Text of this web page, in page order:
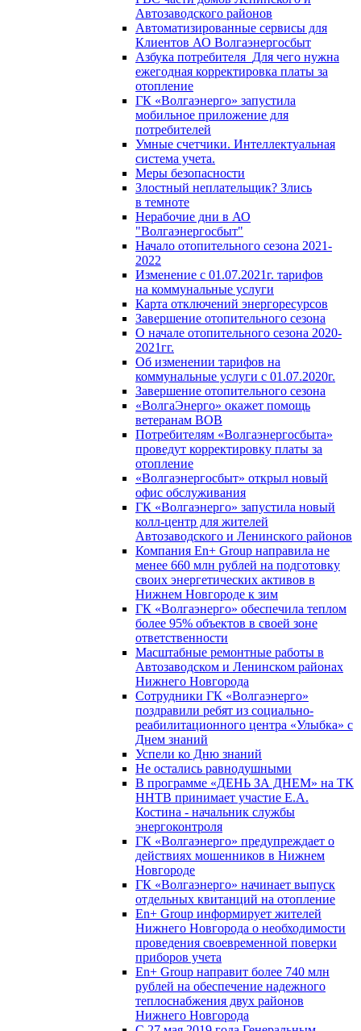
Автозаводского районов
Автоматизированные сервисы для
Клиентов АО Волгаэнергосбыт
Азбука потребителя_Для чего нужна
ежегодная корректировка платы за
отопление
ГК «Волгаэнерго» запустила
мобильное приложение для
потребителей
Умные счетчики. Интеллектуальная
система учета.
Меры безопасности
Злостный неплательщик? Злись
в темноте
Нерабочие дни в АО
"Волгаэнергосбыт"
Начало отопительного сезона 2021-
2022
Изменение с 01.07.2021г. тарифов
на коммунальные услуги
Карта отключений энергоресурсов
Завершение отопительного сезона
О начале отопительного сезона 2020-
2021гг.
Об изменении тарифов на
коммунальные услуги с 01.07.2020г.
Завершение отопительного сезона
«ВолгаЭнерго» окажет помощь
ветеранам ВОВ
Потребителям «Волгаэнергосбыта»
проведут корректировку платы за
отопление
«Волгаэнергосбыт» открыл новый
офис обслуживания
ГК «Волгаэнерго» запустила новый
колл-центр для жителей
Автозаводского и Ленинского районов
Компания En+ Group направила не
менее 660 млн рублей на подготовку
своих энергетических активов в
Нижнем Новгороде к зим
ГК «Волгаэнерго» обеспечила теплом
более 95% объектов в своей зоне
ответственности
Масштабные ремонтные работы в
Автозаводском и Ленинском районах
Нижнего Новгорода
Сотрудники ГК «Волгаэнерго»
поздравили ребят из социально-
реабилитационного центра «Улыбка» с
Днем знаний
Успели ко Дню знаний
Не остались равнодушными
В программе «ДЕНЬ ЗА ДНЕМ» на ТК
ННТВ принимает участие Е.А.
Костина - начальник службы
энергоконтроля
ГК «Волгаэнерго» предупреждает о
действиях мошенников в Нижнем
Новгороде
ГК «Волгаэнерго» начинает выпуск
отдельных квитанций на отопление
En+ Group информирует жителей
Нижнего Новгорода о необходимости
проведения своевременной поверки
приборов учета
En+ Group направит более 740 млн
рублей на обеспечение надежного
теплоснабжения двух районов
Нижнего Новгорода